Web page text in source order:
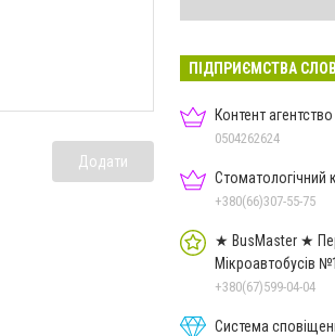
Додати
ПІДПРИЄМСТВА
Контент агентство
0504262624
Стоматологічний
+380(66)307-55-75
★ BusMaster ★
Мікроавтобусів №1
+380(67)599-04-04
Система